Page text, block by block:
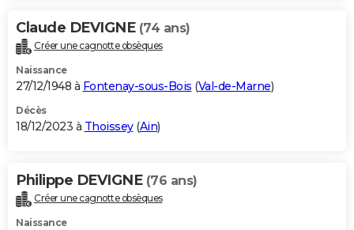
Claude DEVIGNE (74 ans)
Créer une cagnotte obsèques
Naissance
27/12/1948 à Fontenay-sous-Bois (Val-de-Marne)
Décès
18/12/2023 à Thoissey(Ain)
Philippe DEVIGNE (76 ans)
Créer une cagnotte obsèques
Naissance